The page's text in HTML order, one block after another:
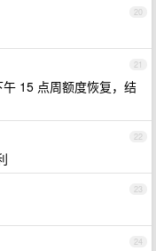
20
21
15 点周额度恢复，结
22
23
24